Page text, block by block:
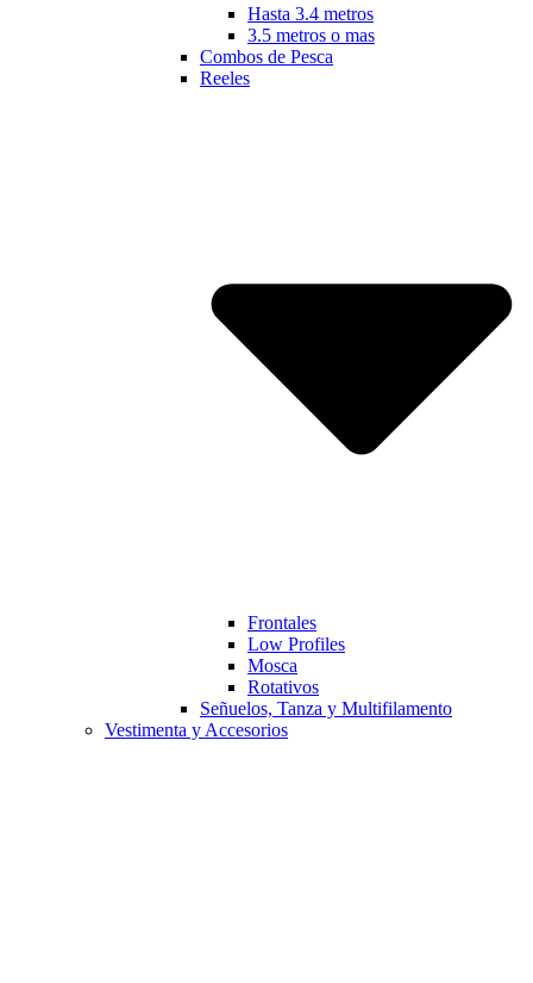
Hasta 3.4 metros
3.5 metros o mas
Combos de Pesca
Reeles
Frontales
Low Profiles
Mosca
Rotativos
Señuelos, Tanza y Multifilamento
Vestimenta y Accesorios